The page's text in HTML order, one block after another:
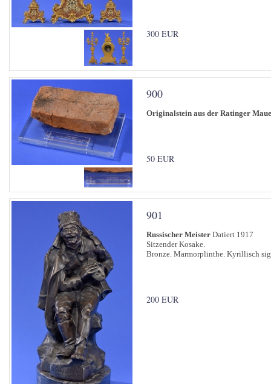
300 EUR
900
Originalstein aus der Ratinger
50 EUR
901
Russischer Meister Datiert 1917
Sitzender Kosake.
Bronze. Marmorplinthe. Kyrillisch
200 EUR